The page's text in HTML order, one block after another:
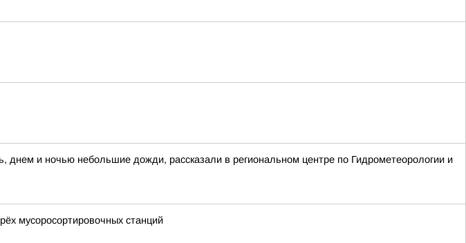
днем и ночью небольшие дожди, рассказали в региональном центре по Гидрометеорологии и
мусоросортировочных станций